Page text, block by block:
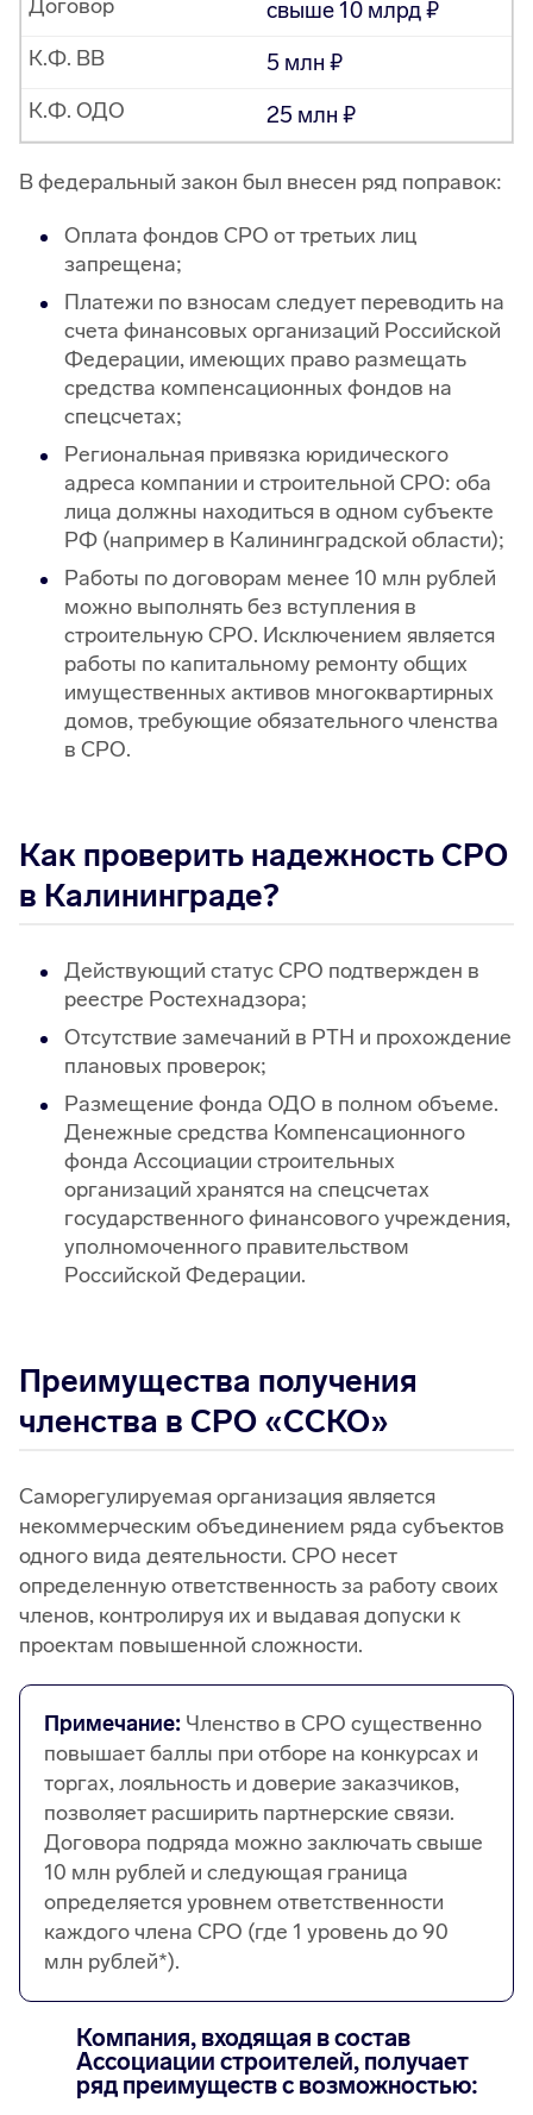
свыше 10 млрд
Договор
5 млн
К.Ф. ВВ
25 млн
К.Ф. ОДО
В федеральный закон был внесен ряд поправок:
Оплата фондов СРО от третьих лиц
запрещена;
Платежи по взносам следует переводить на
счета финансовых организаций Российской
Федерации, имеющих право размещать
средства компенсационных фондов на
спецсчетах;
Региональная привязка юридического
адреса компании и строительной СРО: оба
лица должны находиться в одном субъекте
РФ (например в Калининградской области);
Работы по договорам менее 10 млн рублей
можно выполнять без вступления в
строительную СРО. Исключением является
работы по капитальному ремонту общих
имущественных активов многоквартирных
домов, требующие обязательного членства
в СРО.
Как проверить надежность СРО
в Калининграде?
Действующий статус СРО подтвержден в
реестре Ростехнадзора;
Отсутствие замечаний в РТН и прохождение
плановых проверок;
Размещение фонда ОДО в полном объеме.
Денежные средства Компенсационного
фонда Ассоциации строительных
организаций хранятся на спецсчетах
государственного финансового учреждения,
уполномоченного правительством
Российской Федерации.
Преимущества получения
членства в СРО «ССКО»
Саморегулируемая организация является
некоммерческим объединением ряда субъектов
одного вида деятельности. СРО несет
определенную ответственность за работу своих
членов, контролируя их и выдавая допуски к
проектам повышенной сложности.
Примечание: Членство в СРО существенно
повышает баллы при отборе на конкурсах и
торгах, лояльность и доверие заказчиков,
позволяет расширить партнерские связи.
Договора подряда можно заключать свыше
10 млн рублей и следующая граница
определяется уровнем ответственности
каждого члена СРО (где 1 уровень до 90
млн рублей*).
Компания, входящая в состав
Ассоциации строителей, получает
ряд преимуществ с возможностью: